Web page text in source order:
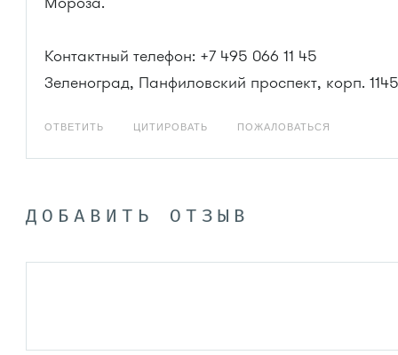
Контактный телефон: +7 495 066 11 45
Зеленоград, Панфиловский проспект, корп.
ОТВЕТИТЬ ЦИТИРОВАТЬ ПОЖАЛОВАТЬСЯ
ДОБАВИТЬ ОТЗЫВ